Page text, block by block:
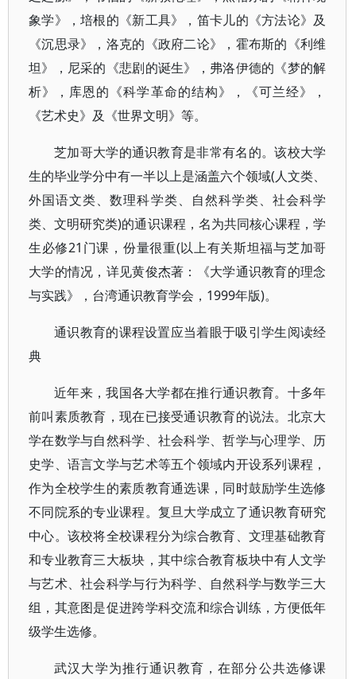
象学》，培根的《新工具》，笛卡儿的《方法论》及
《沉思录》，洛克的《政府二论》，霍布斯的《利维
坦》，尼采的《悲剧的诞生》，弗洛伊德的《梦的解
析》，库恩的《科学革命的结构》，《可兰经》，
《艺术史》及《世界文明》等。
芝加哥大学的通识教育是非常有名的。该校大学
生的毕业学分中有一半以上是涵盖六个领域(人文类、
外国语文类、数理科学类、自然科学类、社会科学
类、文明研究类)的通识课程，名为共同核心课程，学
生必修21门课，份量很重(以上有关斯坦福与芝加哥
大学的情况，详见黄俊杰著：《大学通识教育的理念
与实践》，台湾通识教育学会，1999年版)。
通识教育的课程设置应当着眼于吸引学生阅读经
典
近年来，我国各大学都在推行通识教育。十多年
前叫素质教育，现在已接受通识教育的说法。北京大
学在数学与自然科学、社会科学、哲学与心理学、历
史学、语言文学与艺术等五个领域内开设系列课程，
作为全校学生的素质教育通选课，同时鼓励学生选修
不同院系的专业课程。复旦大学成立了通识教育研究
中心。该校将全校课程分为综合教育、文理基础教育
和专业教育三大板块，其中综合教育板块中有人文学
与艺术、社会科学与行为科学、自然科学与数学三大
组，其意图是促进跨学科交流和综合训练，方便低年
级学生选修。
武汉大学为推行通识教育，在部分公共选修课